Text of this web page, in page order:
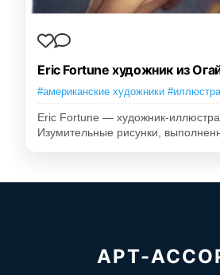
Eric Fortune художник из
#американские художники
Eric Fortune — художник-
Изумительные рисунки,
АРТ-